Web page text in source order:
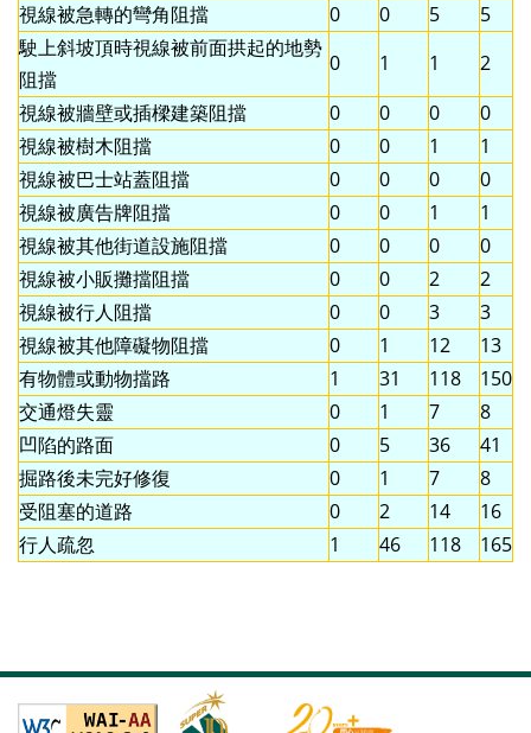
視線被急轉的彎角阻擋
0 0 5
5
駛上斜坡頂時視線被前面拱起的地勢
阻擋
0 1 1
2
視線被牆壁或插樑建築阻擋
0 0 0
0
視線被樹木阻擋
0 0 1
1
視線被巴士站蓋阻擋
0 0 0
0
視線被廣告牌阻擋
0 0 1
1
視線被其他街道設施阻擋
0 0 0
0
視線被小販攤擋阻擋
0 0 2
2
視線被行人阻擋
0 0 3
3
視線被其他障礙物阻擋
0 1 12
13
有物體或動物擋路
1 31 118
150
交通燈失靈
0 1 7
8
凹陷的路面
0 5 36
41
掘路後未完好修復
0 1 7
8
受阻塞的道路
0 2 14
16
行人疏忽
1 46 118 165